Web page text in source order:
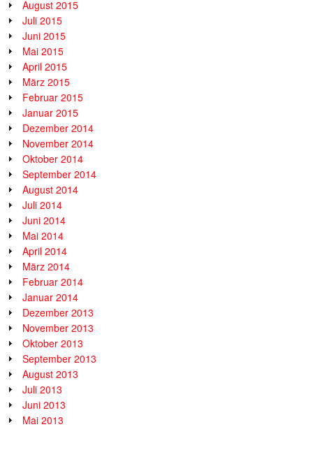
August 2015
Juli 2015
Juni 2015
Mai 2015
April 2015
März 2015
Februar 2015
Januar 2015
Dezember 2014
November 2014
Oktober 2014
September 2014
August 2014
Juli 2014
Juni 2014
Mai 2014
April 2014
März 2014
Februar 2014
Januar 2014
Dezember 2013
November 2013
Oktober 2013
September 2013
August 2013
Juli 2013
Juni 2013
Mai 2013